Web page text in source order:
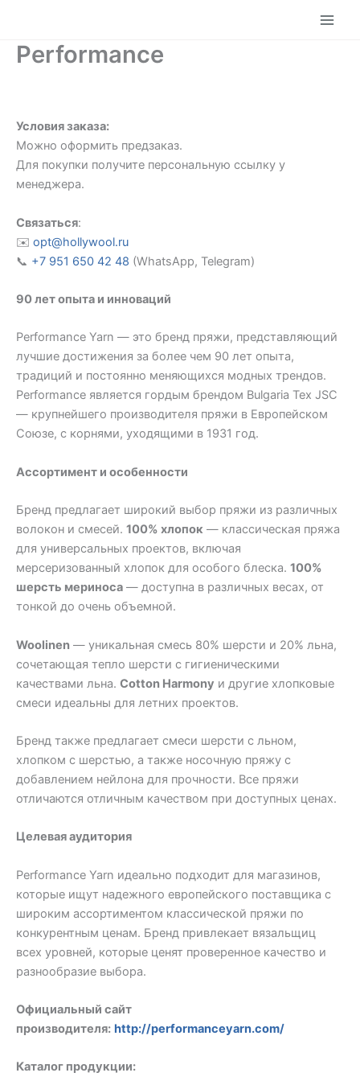
содержимому
Performance
Условия заказа:
Можно оформить предзаказ.
Для покупки получите персональную ссылку у
менеджера.
Связаться:
✉️ opt@hollywool.ru
📞 +7 951 650 42 48 (WhatsApp, Telegram)
90 лет опыта и инноваций
Performance Yarn — это бренд пряжи, представляющий
лучшие достижения за более чем 90 лет опыта,
традиций и постоянно меняющихся модных трендов.
Performance является гордым брендом Bulgaria Tex JSC
— крупнейшего производителя пряжи в Европейском
Союзе, с корнями, уходящими в 1931 год.
Ассортимент и особенности
Бренд предлагает широкий выбор пряжи из различных
волокон и смесей. 100% хлопок — классическая пряжа
для универсальных проектов, включая
мерсеризованный хлопок для особого блеска. 100%
шерсть мериноса — доступна в различных весах, от
тонкой до очень объемной.
Woolinen — уникальная смесь 80% шерсти и 20% льна,
сочетающая тепло шерсти с гигиеническими
качествами льна. Cotton Harmony и другие хлопковые
смеси идеальны для летних проектов.
Бренд также предлагает смеси шерсти с льном,
хлопком с шерстью, а также носочную пряжу с
добавлением нейлона для прочности. Все пряжи
отличаются отличным качеством при доступных ценах.
Целевая аудитория
Performance Yarn идеально подходит для магазинов,
которые ищут надежного европейского поставщика с
широким ассортиментом классической пряжи по
конкурентным ценам. Бренд привлекает вязальщиц
всех уровней, которые ценят проверенное качество и
разнообразие выбора.
Официальный сайт
производителя: http://performanceyarn.com/
Каталог продукции: